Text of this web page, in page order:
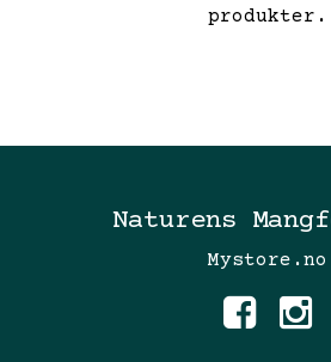
produkter.
Naturens
Mystore.no